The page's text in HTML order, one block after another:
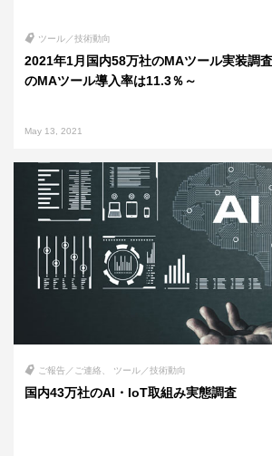
ツール／技術動向
2021年1月国内58万社のMAツール実装調
のMAツール導入率は11.3％～
May 13, 2021
ご報告／ご連絡 ツール／技術動向
国内43万社のAI・IoT取組み実態調査